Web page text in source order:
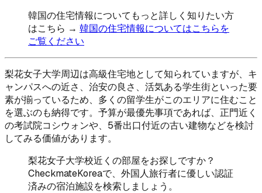
韓国の住宅情報についてもっと詳しく知りたい方
はこちら → 韓国の住宅情報についてはこちらを
ご覧ください
梨花女子大学周辺は高級住宅地として知られていますが、キ
ャンパスへの近さ、治安の良さ、活気ある学生街といった要
素が揃っているため、多くの留学生がこのエリアに住むこと
を選ぶのも納得です。予算が最優先事項であれば、正門近く
の考試院コシウォンや、5番出口付近の古い建物などを検討
してみる価値があります。
梨花女子大学校近くの部屋をお探しですか？
CheckmateKoreaで、外国人旅行者に優しい認証
済みの宿泊施設を検索しましょう。